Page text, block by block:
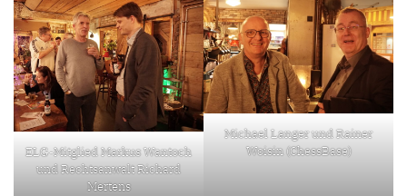
ELG-Mitglied Markus Wantoch
und Rechtsanwalt Richard
Mertens
Michael Langer und Rainer
Woisin (ChessBase)